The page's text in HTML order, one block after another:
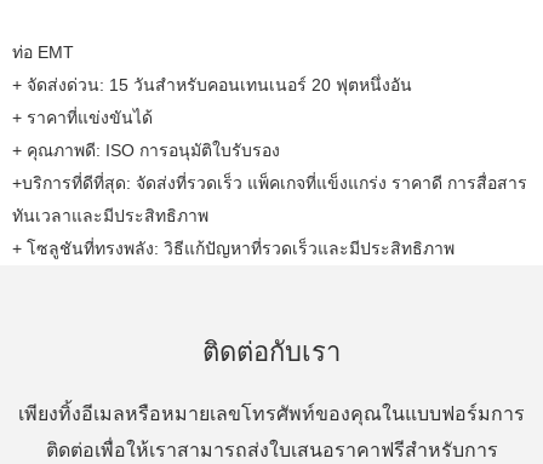
ท่อ EMT
+ จัดส่งด่วน: 15 วันสำหรับคอนเทนเนอร์ 20 ฟุตหนึ่งอัน
+ ราคาที่แข่งขันได้
+ คุณภาพดี: ISO การอนุมัติใบรับรอง
+บริการที่ดีที่สุด: จัดส่งที่รวดเร็ว แพ็คเกจที่แข็งแกร่ง ราคาดี การสื่อสาร
ทันเวลาและมีประสิทธิภาพ
+ โซลูชันที่ทรงพลัง: วิธีแก้ปัญหาที่รวดเร็วและมีประสิทธิภาพ
ติดต่อกับเรา
เพียงทิ้งอีเมลหรือหมายเลขโทรศัพท์ของคุณในแบบฟอร์มการ
ติดต่อเพื่อให้เราสามารถส่งใบเสนอราคาฟรีสำหรับการ